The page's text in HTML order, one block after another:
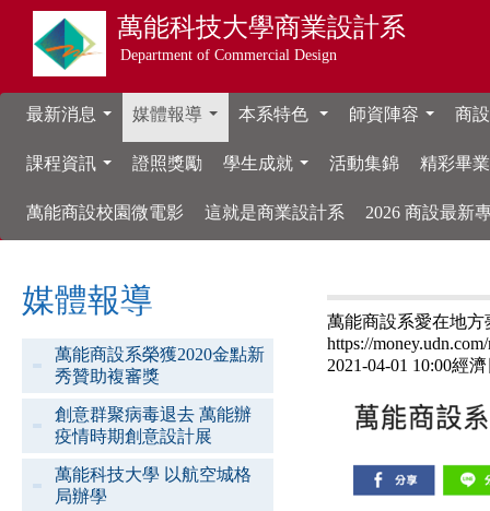
萬能科技大學商業設計系
Department of Commercial Design
最新消息 媒體報導 本系特色 師資陣容 商
課程資訊 證照獎勵 學生成就 活動集錦 精彩畢
萬能商設校園微電影 這就是商業設計系 2026 商設最新
媒體報導
萬能商設系榮獲2020金點新
秀贊助複審獎
創意群聚病毒退去 萬能辦
疫情時期創意設計展
萬能科技大學 以航空城格
局辦學
萬能商設系愛在地方
https://
2021-04-01 10:00經